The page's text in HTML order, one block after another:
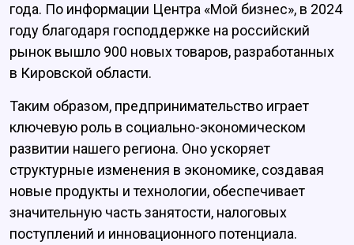
года. По информации Центра «Мой бизнес», в 2024
году благодаря господдержке на российский
рынок вышло 900 новых товаров, разработанных
в Кировской области.
Таким образом, предпринимательство играет
ключевую роль в социально-экономическом
развитии нашего региона. Оно ускоряет
структурные изменения в экономике, создавая
новые продукты и технологии, обеспечивает
значительную часть занятости, налоговых
поступлений и инновационного потенциала.